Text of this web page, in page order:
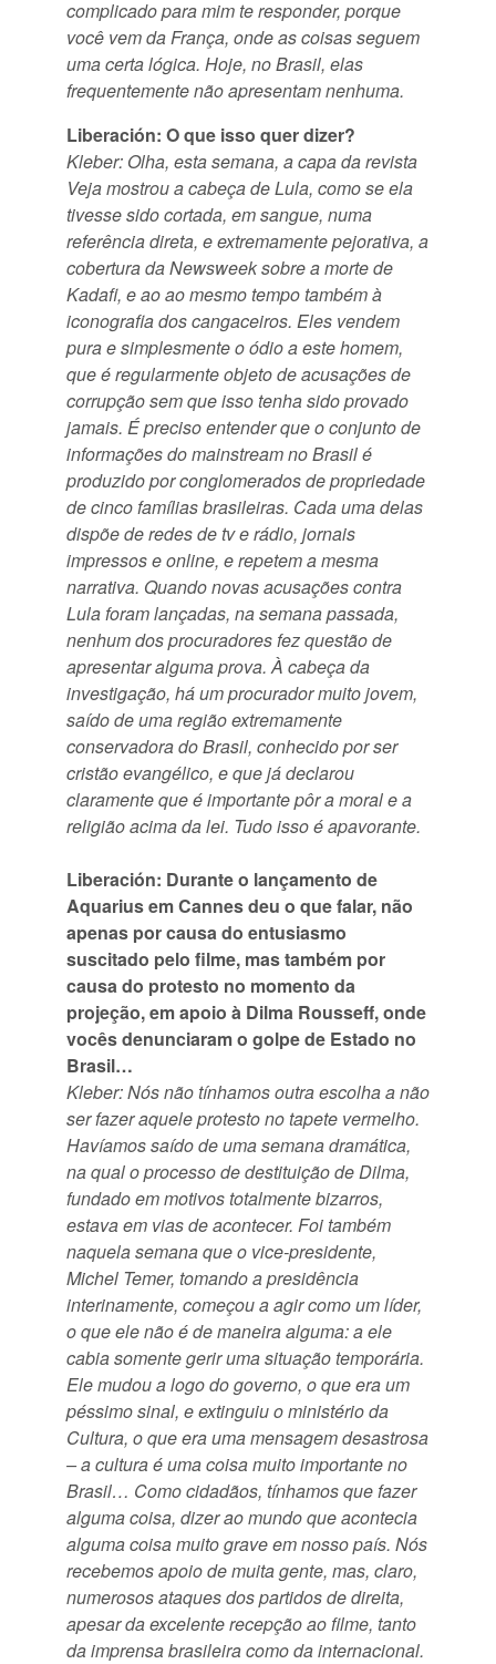
complicado para mim te responder, porque
você vem da França, onde as coisas seguem
uma certa lógica. Hoje, no Brasil, elas
frequentemente não apresentam nenhuma.
Liberación: O que isso quer dizer?
Kleber: Olha, esta semana, a capa da revista
Veja mostrou a cabeça de Lula, como se ela
tivesse sido cortada, em sangue, numa
referência direta, e extremamente pejorativa, a
cobertura da Newsweek sobre a morte de
Kadafi, e ao ao mesmo tempo também à
iconografia dos cangaceiros. Eles vendem
pura e simplesmente o ódio a este homem,
que é regularmente objeto de acusações de
corrupção sem que isso tenha sido provado
jamais. É preciso entender que o conjunto de
informações do mainstream no Brasil é
produzido por conglomerados de propriedade
de cinco famílias brasileiras. Cada uma delas
dispõe de redes de tv e rádio, jornais
impressos e online, e repetem a mesma
narrativa. Quando novas acusações contra
Lula foram lançadas, na semana passada,
nenhum dos procuradores fez questão de
apresentar alguma prova. À cabeça da
investigação, há um procurador muito jovem,
saído de uma região extremamente
conservadora do Brasil, conhecido por ser
cristão evangélico, e que já declarou
claramente que é importante pôr a moral e a
religião acima da lei. Tudo isso é apavorante.
Liberación: Durante o lançamento de
Aquarius em Cannes deu o que falar, não
apenas por causa do entusiasmo
suscitado pelo filme, mas também por
causa do protesto no momento da
projeção, em apoio à Dilma Rousseff, onde
vocês denunciaram o golpe de Estado no
Brasil…
Kleber: Nós não tínhamos outra escolha a não
ser fazer aquele protesto no tapete vermelho.
Havíamos saído de uma semana dramática,
na qual o processo de destituição de Dilma,
fundado em motivos totalmente bizarros,
estava em vias de acontecer. Foi também
naquela semana que o vice-presidente,
Michel Temer, tomando a presidência
interinamente, começou a agir como um líder,
o que ele não é de maneira alguma: a ele
cabia somente gerir uma situação temporária.
Ele mudou a logo do governo, o que era um
péssimo sinal, e extinguiu o ministério da
Cultura, o que era uma mensagem desastrosa
– a cultura é uma coisa muito importante no
Brasil… Como cidadãos, tínhamos que fazer
alguma coisa, dizer ao mundo que acontecia
alguma coisa muito grave em nosso país. Nós
recebemos apoio de muita gente, mas, claro,
numerosos ataques dos partidos de direita,
apesar da excelente recepção ao filme, tanto
da imprensa brasileira como da internacional.